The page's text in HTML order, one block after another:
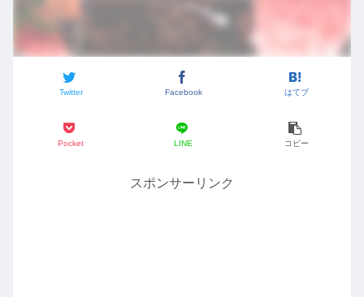
Twitter Facebook はてブ
Pocket LINE コピー
スポンサーリンク